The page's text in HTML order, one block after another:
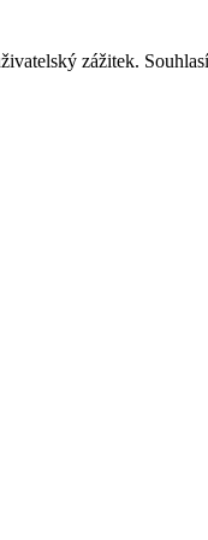
zážitek.